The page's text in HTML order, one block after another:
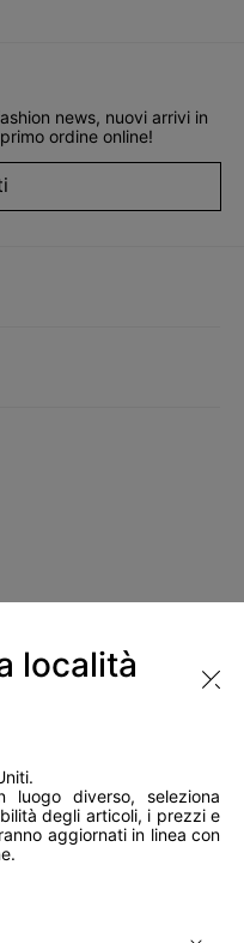
località
diverso, seleziona
degli articoli, i prezzi e
aggiornati in linea con
news, nuovi arrivi in
ordine online!
Giuseppe Mazzini, 15